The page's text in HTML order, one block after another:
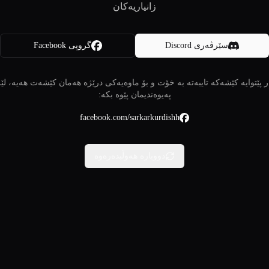
زانیاریەکان
سێرڤەری Discord گروپی Facebook
پێتوایە کێشەکە تایبەتە بە خۆت و بۆ ماوەیەکی درێژە هەمان کێشەت هەیە،
پەیوەندیمان پێوە بکە:
facebook.com/sarkarkurdishh